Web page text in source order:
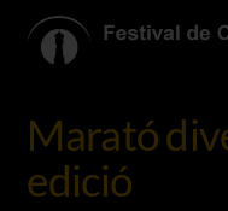
Marató
edició